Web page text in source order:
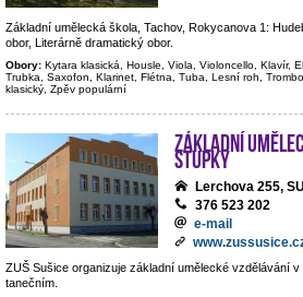
Základní umělecká škola, Tachov, Rokycanova 1:
obor, Literárně dramatický obor.
Obory: Kytara klasická, Housle, Viola, Violoncello, Klavír,
Trubka, Saxofon, Klarinet, Flétna, Tuba, Lesní roh,
klasický, Zpěv populární
Základní
Stupky
Lerchova 255,
376 523 202
e-mail
ZUŠ Sušice organizuje základní umělecké vzdělávání
tanečním.